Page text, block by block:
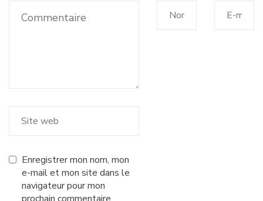
Enregistrer mon nom, mon
e-mail et mon site dans le
navigateur pour mon
prochain commentaire.